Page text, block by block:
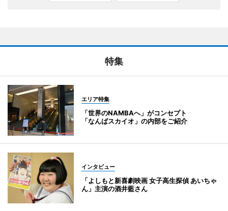
特集
エリア特集
「世界のNAMBAへ」がコンセプト
「なんばスカイオ」の内部をご紹介
インタビュー
「よしもと新喜劇映画 女子高生探偵 あいちゃ
ん」主演の酒井藍さん